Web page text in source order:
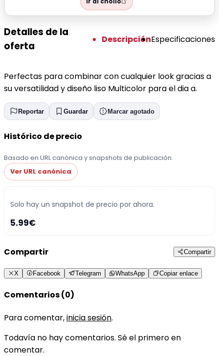
Detalles de la
oferta
DescripciónEspecificaciones
Perfectas para combinar con cualquier look gracias a
su versatilidad y diseño liso Multicolor para el dia a.
Reportar Guardar Marcar agotado
Histórico de precio
Basado en URL canónica y snapshots de publicación.
Ver URL canónica
Solo hay un snapshot de precio por ahora.
5.99€
Compartir Compartir
X Facebook Telegram WhatsApp Copiar enlace
Comentarios (0)
Para comentar,inicia sesión.
Todavía no hay comentarios. Sé el primero en
comentar.